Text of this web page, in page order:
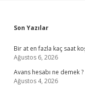
Sidebar
Son Yazılar
Bir at en fazla kaç saat
Ağustos 6, 2026
Avans hesabı ne demek ?
Ağustos 4, 2026